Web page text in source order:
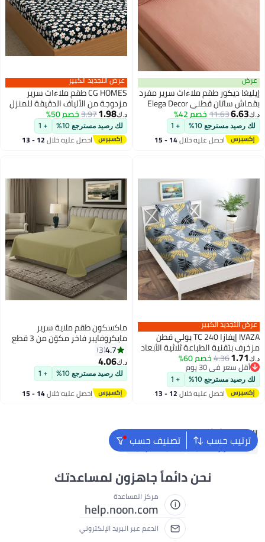
عرض
إيليغا ديكور طقم ملاءات سرير مفرد
بقماش ساتان قطني Elega Decor
210TC مخطط 2 قطعة | ملاءة
مسطحة ساتان ناعمة وقابلة
للتنفس 180x260 سم | 1 غطاء
وسادة 50x75 سم | معتمد من
د.ك‏6.63
11.63خصم 42%
لك رصيد مسترجع 10% + 1
احصل عليه خلال 14 - 15
عرض التجديد الكبير
CG HOMES طقم ملاءات سرير
مزدوجة من الألياف الدقيقة للمنزل
د.ك‏1.98
3.97خصم 50%
لك رصيد مسترجع 10% + 1
احصل عليه خلال 12 - 13
عرض التجديد الكبير
IVAZA إيفازا 240 TC بولي قطن
مزخرف بتقنية الطباعة ثلاثية الأبعاد
- ورقة سرير مفرد مع غطاء وسادة -
ورقة رمادية ذات أوراق
د.ك‏1.71
4.36خصم 60%
أقل سعر في 30 يوم
أقل سعر في 30 يوم
لك رصيد مسترجع 10% + 1
احصل عليه خلال 12 - 13
15
ماكسكون طقم ملاية سرير
مايكروفايبر فاخر مكوّن من 3 قطع
– ملاية مسطحة مقاس (180×240
– ناعم جداً، قابل للتنفس، ومقاوم
للتجاعيد – مناسب لأسرة السنجل
والتوين – مثالي للاستخدام المنزلي
والفندقي
4.7
3
د.ك‏4.06
لك رصيد مسترجع 10% + 1
احصل عليه خلال 14 - 15
ترتيب حسب تصنيف حسب البحث الشائع
ملاءة سرير مطاطية بطانية كهربائية
نحن دائماً جاهزون لمساعدتك
مركز المساعدة
help.noon.com
الدعم عبر البريد الإلكتروني